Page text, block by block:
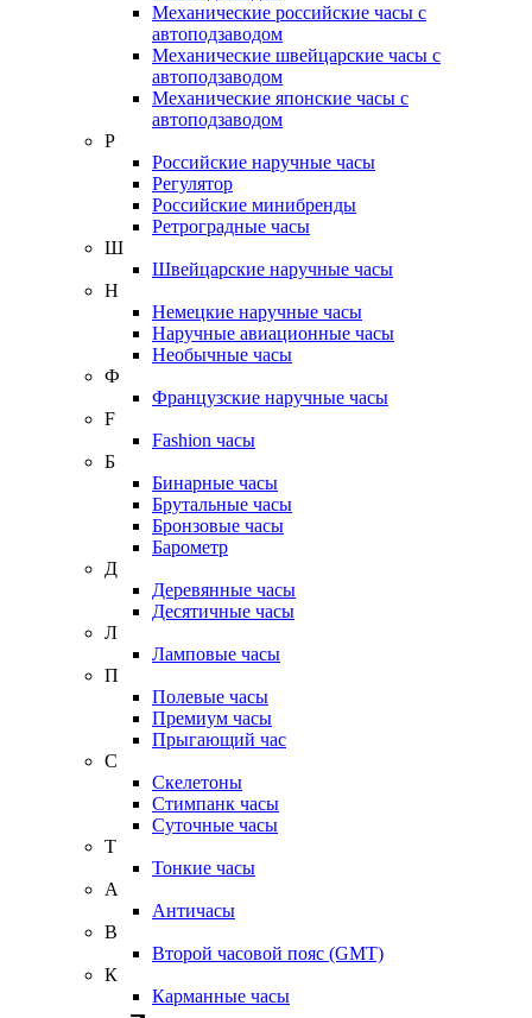
Механические российские часы с
автоподзаводом
Механические швейцарские часы с
автоподзаводом
Механические японские часы с
автоподзаводом
Р
Российские наручные часы
Регулятор
Российские минибренды
Ретроградные часы
Ш
Швейцарские наручные часы
Н
Немецкие наручные часы
Наручные авиационные часы
Необычные часы
Ф
Французские наручные часы
F
Fashion часы
Б
Бинарные часы
Брутальные часы
Бронзовые часы
Барометр
Д
Деревянные часы
Десятичные часы
Л
Ламповые часы
П
Полевые часы
Премиум часы
Прыгающий час
С
Скелетоны
Стимпанк часы
Суточные часы
Т
Тонкие часы
А
Античасы
В
Второй часовой пояс (GMT)
К
Карманные часы